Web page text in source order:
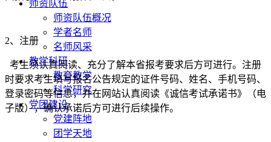
师资队伍
师资队伍概况
学者名师
名师风采
教学科研
教育教学
科学研究
党团建设
党建阵地
团学天地
2、注册
考生须认真阅读、充分了解本省报考要求后方可进行。注册
时要求考生填写报名公告规定的证件号码、姓名、手机号码、
登录密码等信息，并在网站认真阅读《诚信考试承诺书》（电
子版），确认承诺后方可进行后续操作。